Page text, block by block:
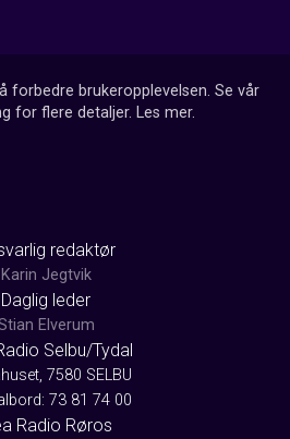
forbedre brukeropplevelsen. Se vår
for flere detaljer. Les mer.
redaktør
Karin Jegtvik
Daglig leder
Elverum
Selbu/Tydal
7580 SELBU
73 81 74 00
Radio Røros